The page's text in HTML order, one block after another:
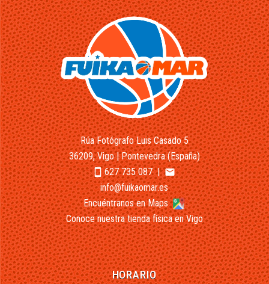
Rúa Fotógrafo Luis Casado 5
36209, Vigo | Pontevedra (España)
smartphone627 735 087|email
info@fuikaomar.es
Encuéntranos en Maps
Conoce nuestra tienda física en Vigo
HORARIO